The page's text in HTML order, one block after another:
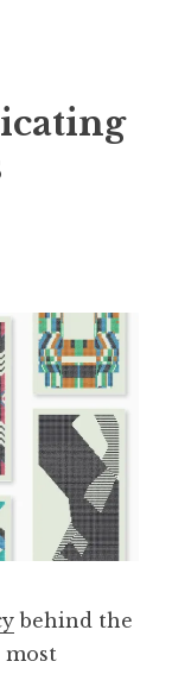
behind the
most